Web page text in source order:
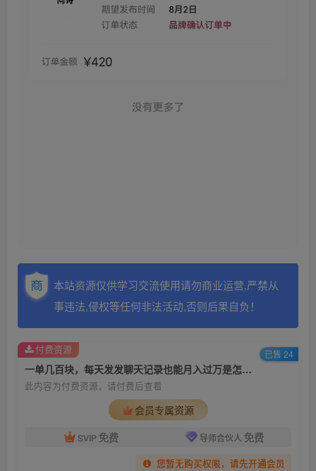
本站资源仅供学习交流使用请勿商业运营,严禁从
事违法,侵权等任何非法活动,否则后果自负！
一单几百块，每天发发聊天记录也能月入过万是怎么做到的，一部手机即可操作
此内容为付费资源，请付费后查看
会员专属资源
SVIP 免费 导师合伙人 免费
您暂无购买权限，请先开通会员
付费资源 已售 24